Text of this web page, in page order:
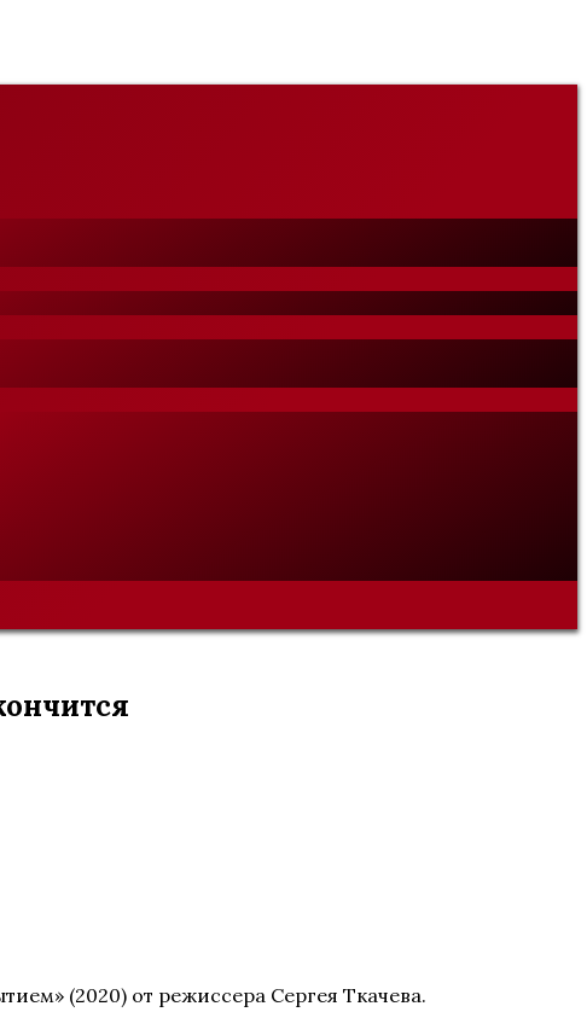
(2020) от режиссера Сергея Ткачева.